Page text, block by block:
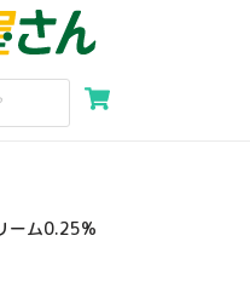
ーム0.25%